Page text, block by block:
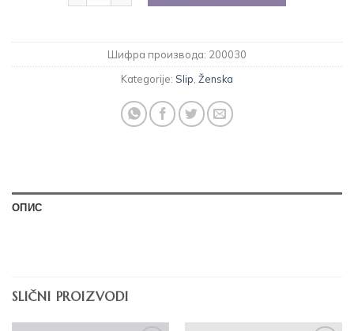
Шифра производа: 200030
Kategorije: Slip Ženska
ОПИС
SLIČNI PROIZVODI